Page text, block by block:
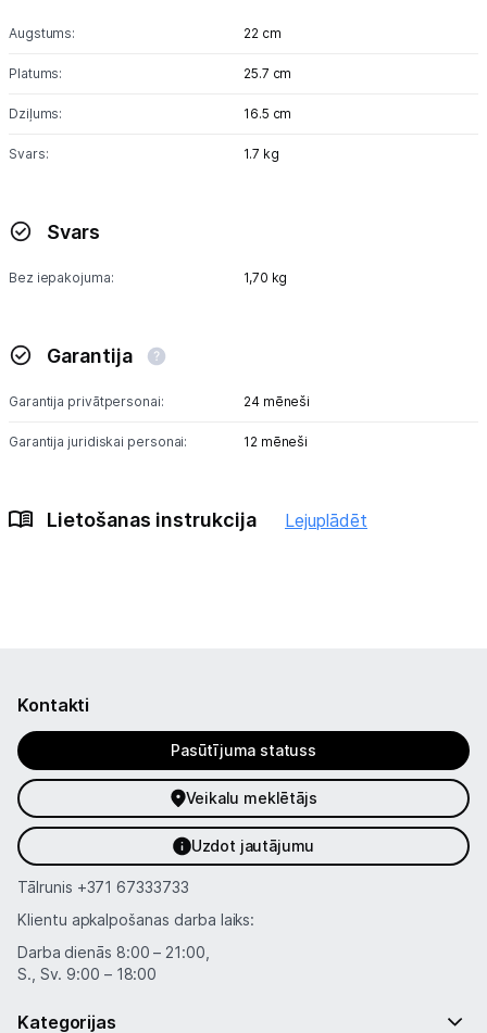
Kontakti
Augstums: 22 cm
Platums: 25.7 cm
Dziļums: 16.5 cm
Svars: 1.7 kg
Svars
Bez iepakojuma: 1,70 kg
Garantija
Garantija privātpersonai: 24 mēneši
Garantija juridiskai personai: 12 mēneši
Lietošanas instrukcija Lejuplādēt
Kontakti
Pasūtījuma statuss
Veikalu meklētājs
Uzdot jautājumu
Tālrunis +371 67333733
Klientu apkalpošanas darba laiks:
Darba dienās 8:00 – 21:00,
S., Sv. 9:00 – 18:00
Kategorijas